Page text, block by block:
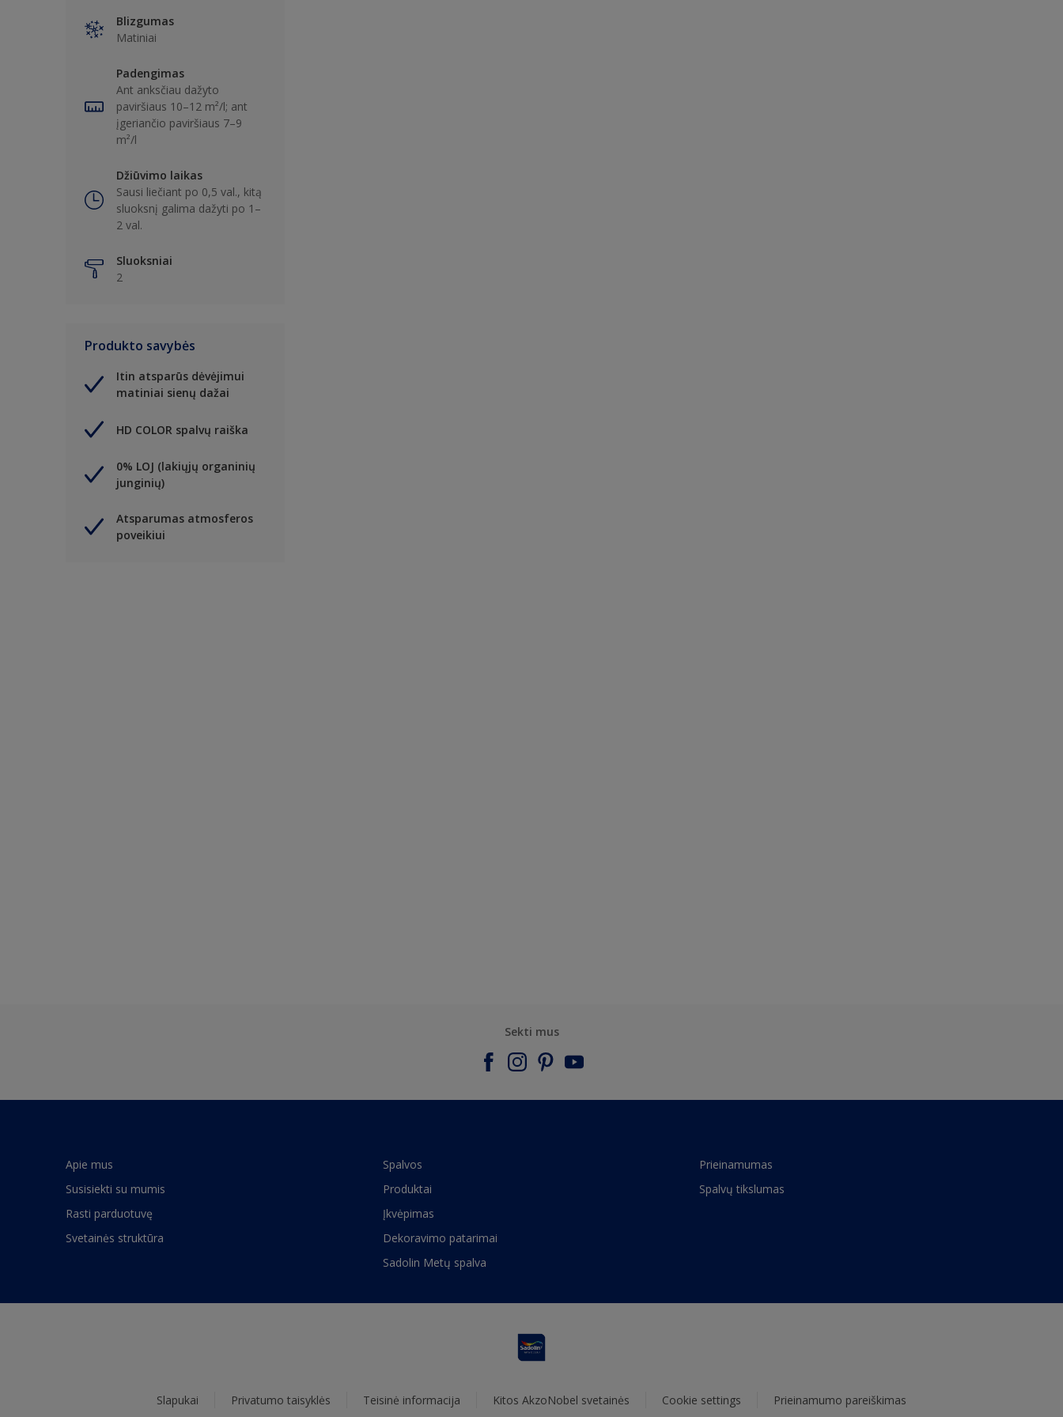
Blizgumas
Matiniai
Padengimas
Ant anksčiau dažyto
paviršiaus 10–12 m²/l; ant
įgeriančio paviršiaus 7–9
m²/l
Džiūvimo laikas
Sausi liečiant po 0,5 val., kitą
sluoksnį galima dažyti po 1–
2 val.
Sluoksniai
2
Produkto savybės
Itin atsparūs dėvėjimui
matiniai sienų dažai
HD COLOR spalvų raiška
0% LOJ (lakiųjų organinių
junginių)
Atsparumas atmosferos
poveikiui
Sekti mus
Apie mus
Susisiekti su mumis
Rasti parduotuvę
Svetainės struktūra
Spalvos
Produktai
Įkvėpimas
Dekoravimo patarimai
Sadolin Metų spalva
Prieinamumas
Spalvų tikslumas
Slapukai Privatumo taisyklės Teisinė informacija Kitos AkzoNobel svetainės Cookie settings Prieinamumo pareiškimas